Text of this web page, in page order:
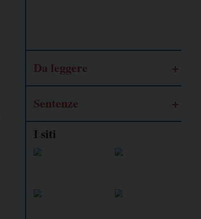
Da leggere
Sentenze
I siti